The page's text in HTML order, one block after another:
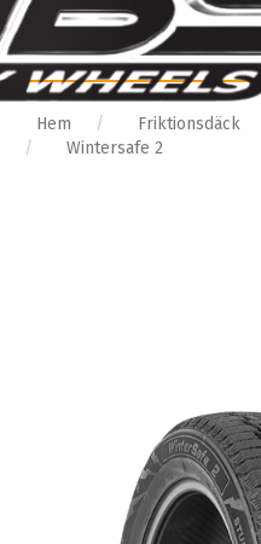
Hem Friktionsdäck
Wintersafe 2